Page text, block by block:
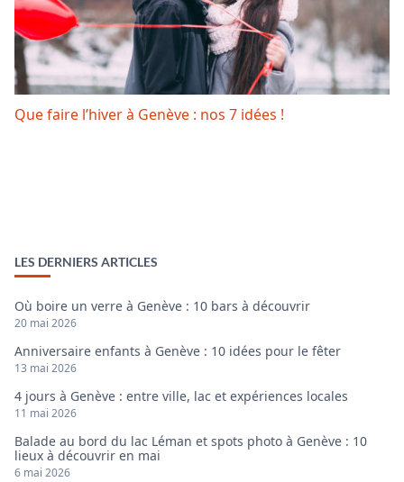
Que faire l’hiver à Genève : nos 7 idées !
LES DERNIERS ARTICLES
Où boire un verre à Genève : 10 bars à découvrir
20 mai 2026
Anniversaire enfants à Genève : 10 idées pour le fêter
13 mai 2026
4 jours à Genève : entre ville, lac et expériences locales
11 mai 2026
Balade au bord du lac Léman et spots photo à Genève : 10
lieux à découvrir en mai
6 mai 2026